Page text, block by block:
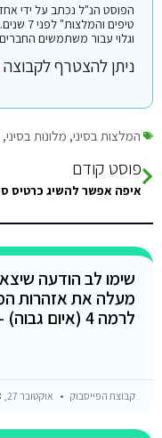
הפוסט הנ"ל נכתב על ידי
טיפים
וגלוי עבור משתמשים
ניתן להצטרף לקבוצה
המלצות בסיני, מלונות בסיני,
פוסט קודם
שימו לב הודעה
מעלה את אזהרות
לרמה 4 (איום גבוה) –
קבוצת הפייסבוק אוקטובר 27, 2023